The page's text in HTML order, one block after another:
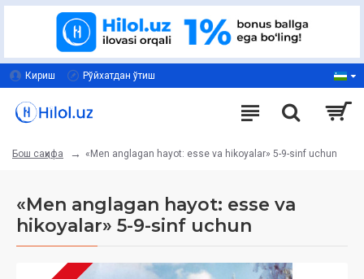
Кириш Рўйхатдан ўтиш
Бош саҳифа «Men anglagan hayot: esse va hikoyalar» 5-9-sinf uchun
«Men anglagan hayot: esse va
hikoyalar» 5-9-sinf uchun